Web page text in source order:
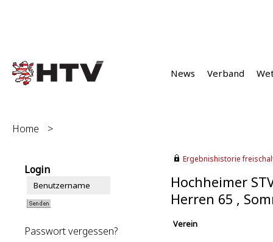
News Verband
Home >
Login
Passwort vergessen?
Ergebnishistorie
Hochheimer
Herren 65 ,
Verein